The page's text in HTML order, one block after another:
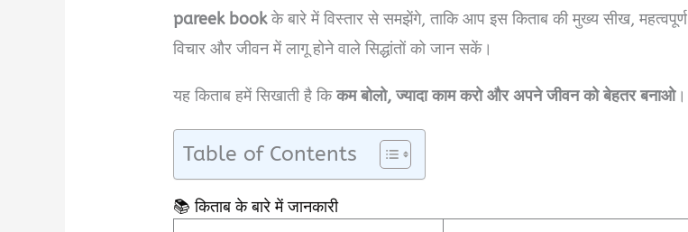
pareek bookके बारे में विस्तार से समझेंगे, ताकि आप इस किताब की मुख्य सीख, महत्वपूर्ण
विचार और जीवन में लागू होने वाले सिद्धांतों को जान सकें।
यह किताब हमें सिखाती है किकम बोलो, ज्यादा काम करो और अपने जीवन को बेहतर बनाओ।
Table of Contents
📚 किताब के बारे में जानकारी